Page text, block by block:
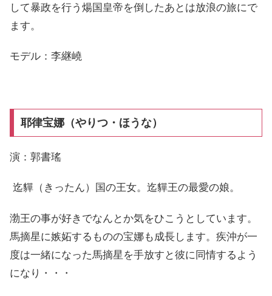
して暴政を行う煬国皇帝を倒したあとは放浪の旅にで
ます。
モデル：李継嶢
耶律宝娜（やりつ・ほうな）
演：郭書瑤
迄貚（きったん）国の王女。迄貚王の最愛の娘。
渤王の事が好きでなんとか気をひこうとしています。
馬摘星に嫉妬するものの宝娜も成長します。疾沖が一
度は一緒になった馬摘星を手放すと彼に同情するよう
になり・・・